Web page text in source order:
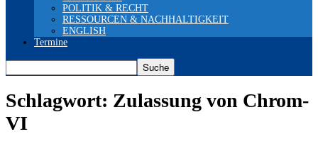
POLITIK & RECHT
RESSOURCEN & NACHHALTIGKEIT
ENGLISH
Termine
Schlagwort: Zulassung von Chrom-
VI